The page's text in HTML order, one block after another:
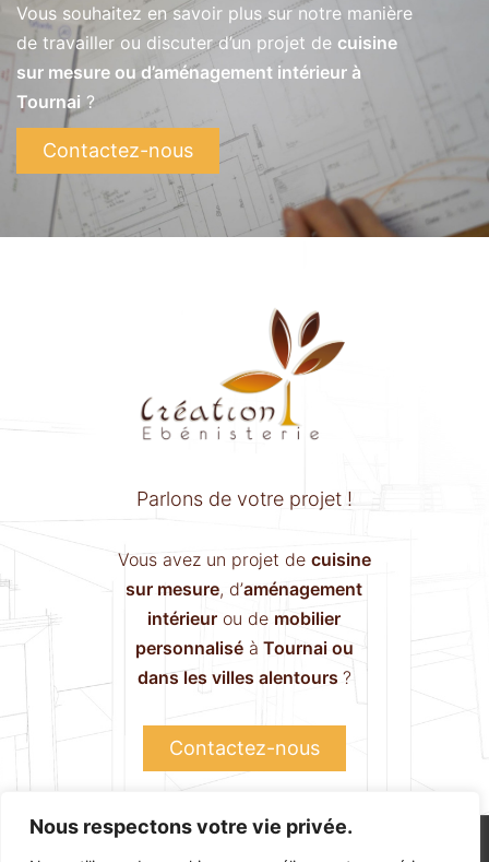
Nous respectons votre vie privée.
Vous souhaitez en savoir plus sur notre manière
de travailler ou discuter d’un projet de cuisine
sur mesure ou d’aménagement intérieur à
Tournai ?
Contactez-nous
Parlons de votre projet !
Vous avez un projet de cuisine
sur mesure, d’aménagement
intérieur ou de mobilier
personnaliséà Tournai ou
dans les villes alentours ?
Contactez-nous